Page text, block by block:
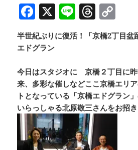
F
a
c
b
o
o
k
X Li
n
e
T
h
re
d
s
o
p
Li
n
k
半世紀ぶりに復活！「京橋2丁目
エドグラン
今日はスタジオに 京橋２丁目に
来、多彩な催しなどここ京橋エリ
トとなっている「京橋エドグラン
いらっしゃる北原敬三さんをお招き